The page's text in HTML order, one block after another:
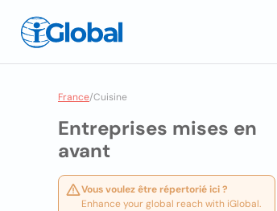
France/Cuisine
Entreprises mises en
avant
Vous voulez être répertorié ici ?
Enhance your global reach with iGlobal.